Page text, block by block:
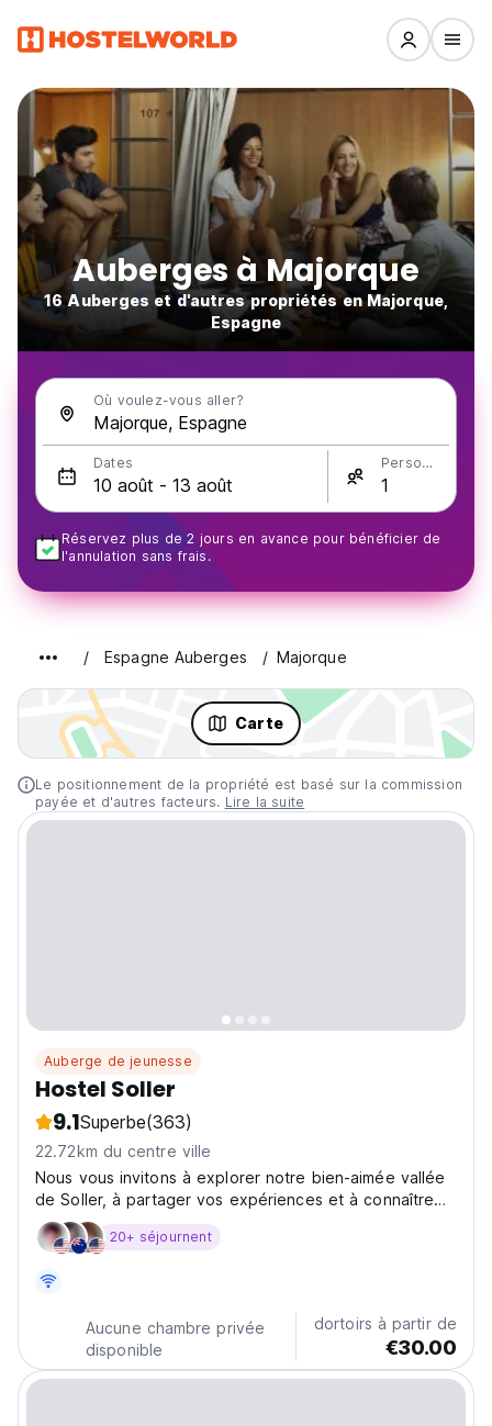
Auberges à Majorque
16 Auberges et d'autres propriétés en Majorque,
Espagne
Où voulez-vous aller?
Dates Personnes
Réservez plus de 2 jours en avance pour bénéficier de
l'annulation sans frais.
Espagne Auberges Majorque
Carte
Le positionnement de la propriété est basé sur la commission
payée et d'autres facteurs. Lire la suite
Auberge de jeunesse
Hostel Soller
9.1Superbe(363)
22.72km du centre ville
Nous vous invitons à explorer notre bien-aimée vallée
de Soller, à partager vos expériences et à connaître
des gens de tous les pays.
20+ séjournent
Aucune chambre privée
disponible
dortoirs à partir de
€30.00